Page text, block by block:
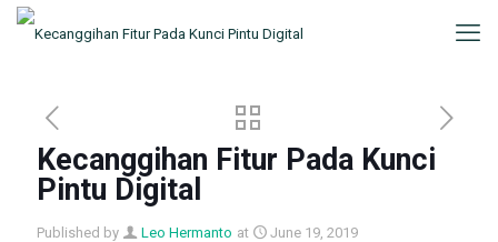
Kecanggihan Fitur Pada Kunci
Pintu Digital
Published by Leo Hermanto at June 19, 2019